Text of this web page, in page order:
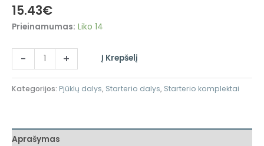
15.43€
Prieinamumas: Liko 14
- + Į Krepšelį
Kategorijos: Pjūklų dalys, Starterio dalys, Starterio komplektai
Aprašymas